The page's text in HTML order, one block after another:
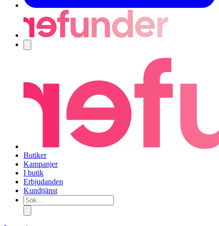
Butiker
Kampanjer
I butik
Erbjudanden
Kundtjänst
Sök...